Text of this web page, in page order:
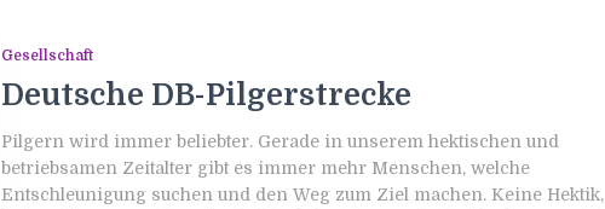
Gesellschaft
Deutsche DB-Pilgerstrecke
Pilgern wird immer beliebter. Gerade in unserem hektischen und
betriebsamen Zeitalter gibt es immer mehr Menschen, welche
Entschleunigung suchen und den Weg zum Ziel machen. Keine Hektik,